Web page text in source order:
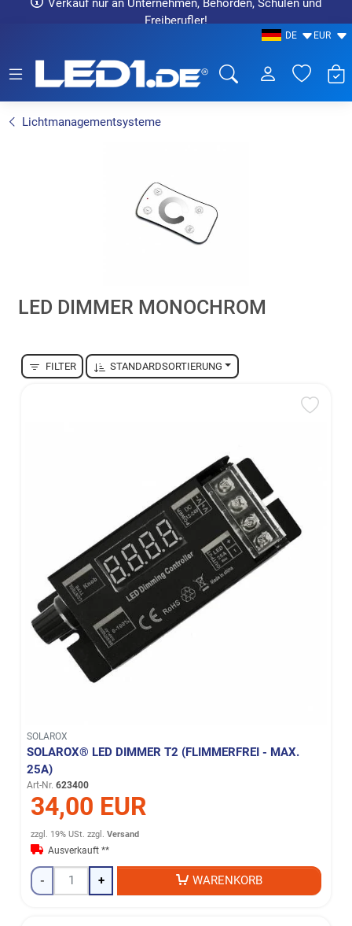
Verkauf nur an Unternehmen, Behörden, Schulen und
Freiberufler!
DE EUR
Lichtmanagementsysteme
LED DIMMER MONOCHROM
FILTER STANDARDSORTIERUNG
SOLAROX
SOLAROX® LED DIMMER T2 (FLIMMERFREI - MAX.
25A)
Art-Nr. 623400
34,00 EUR
zzgl. 19% USt. zzgl.Versand
Ausverkauft **
- + WARENKORB